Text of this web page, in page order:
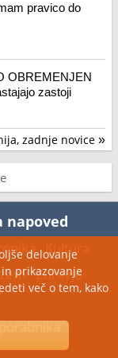
pravico do
OBREMENJEN
zastoji
zadnje novice »
napoved
Kultura
Zdravje
delovanje
prikazovanje
več o tem, kako